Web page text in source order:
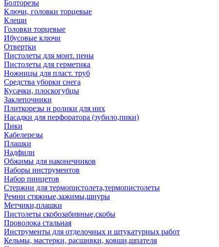
Болторезы
Ключи, головки торцевые
Клещи
Головки торцевые
Ибусовые ключи
Отвертки
Пистолеты для монт. пены
Пистолеты для герметика
Ножницы для пласт. труб
Средства уборки снега
Кусачки, плоскогубцы
Заклепочники
Плиткорезы и ролики для них
Насадки для перфоратора (зубило,пики)
Пики
Кабелерезы
Плашки
Надфили
Обжимы для наконечников
Наборы инструментов
Набор пинцетов
Стержни для термопистолета,термопистолеты
Ремни стяжные,зажимы,шнуры
Метчики,плашки
Пистолеты скобозабивные,скобы
Проволока стальная
Инструменты для отделочных и штукатурных работ
Кельмы, мастерки, расшивки, ковши,шпателя